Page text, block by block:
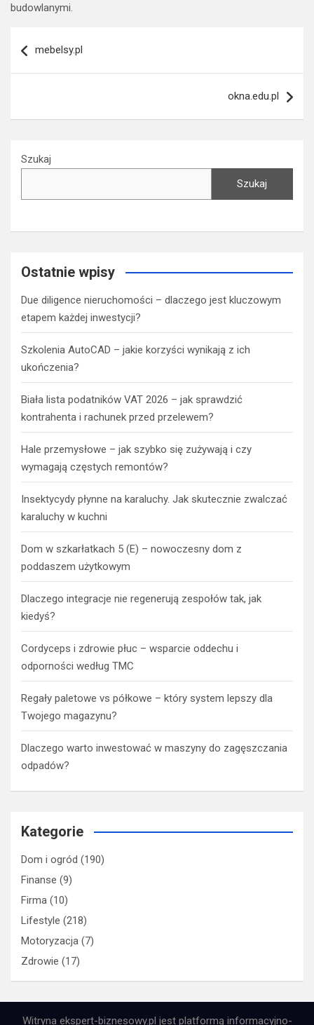
budowlanymi.
wpisu
mebelsy.pl
okna.edu.pl
Szukaj
Szukaj
Ostatnie wpisy
Due diligence nieruchomości – dlaczego jest kluczowym
etapem każdej inwestycji?
Szkolenia AutoCAD – jakie korzyści wynikają z ich
ukończenia?
Biała lista podatników VAT 2026 – jak sprawdzić
kontrahenta i rachunek przed przelewem?
Hale przemysłowe – jak szybko się zużywają i czy
wymagają częstych remontów?
Insektycydy płynne na karaluchy. Jak skutecznie zwalczać
karaluchy w kuchni
Dom w szkarłatkach 5 (E) – nowoczesny dom z
poddaszem użytkowym
Dlaczego integracje nie regenerują zespołów tak, jak
kiedyś?
Cordyceps i zdrowie płuc – wsparcie oddechu i
odporności według TMC
Regały paletowe vs półkowe – który system lepszy dla
Twojego magazynu?
Dlaczego warto inwestować w maszyny do zagęszczania
odpadów?
Kategorie
Dom i ogród (190)
Finanse (9)
Firma (10)
Lifestyle (218)
Motoryzacja (7)
Zdrowie (17)
Witryna ekspert-biznesowy.pl jest platformą informacyjno-